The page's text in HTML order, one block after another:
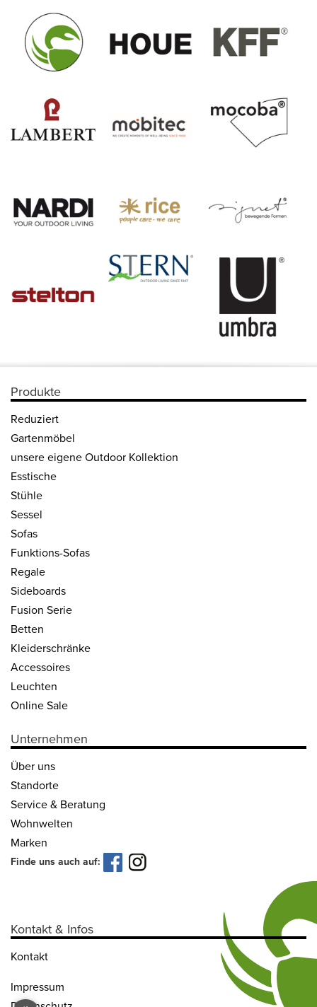
Produkte
Reduziert
Gartenmöbel
unsere eigene Outdoor Kollektion
Esstische
Stühle
Sessel
Sofas
Funktions-Sofas
Regale
Side­boards
Fusion Serie
Betten
Kleider­schränke
Acces­soires
Leuchten
Online Sale
Unternehmen
Über uns
Standorte
Service & Beratung
Wohnwelten
Marken
Finde uns auch auf:
Kontakt & Infos
Kontakt
Impressum